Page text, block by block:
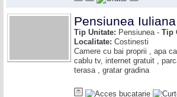
Pensiunea
Tip Unitate: Pensiunea - Tip
Localitate: Costinesti
Camere cu bai proprii , apa
cablu tv, internet gratuit ,
terasa , gratar gradina